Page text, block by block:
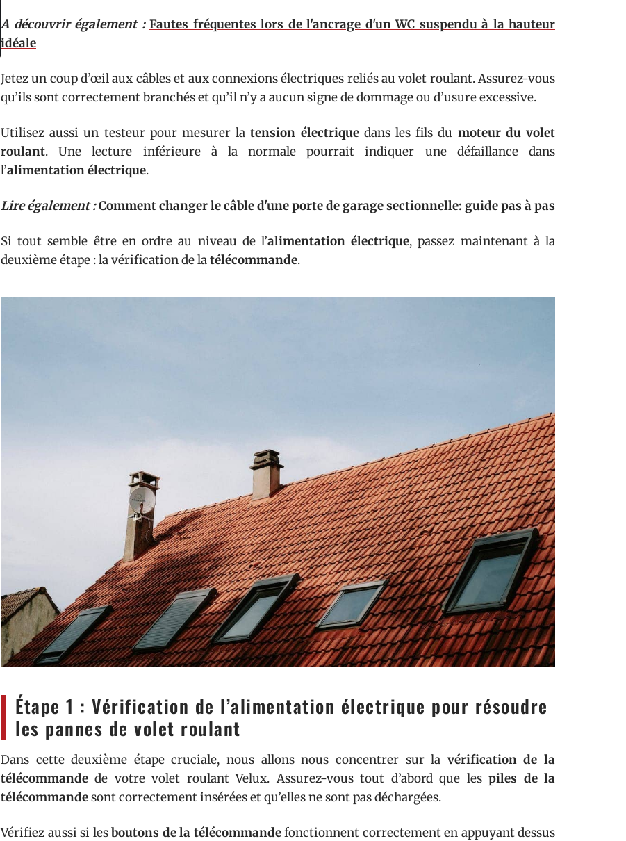
A découvrir également : Fautes fréquentes lors de l'ancrage d'un WC suspendu à la hauteur
idéale
Jetez un coup d’œil aux câbles et aux connexions électriques reliés au volet roulant. Assurez-vous
qu’ils sont correctement branchés et qu’il n’y a aucun signe de dommage ou d’usure excessive.
Utilisez aussi un testeur pour mesurer latension électriquedans les fils du moteur du volet
roulant. Une lecture inférieure à la normale pourrait indiquer une défaillance dans
l’alimentation électrique.
Lire également :Comment changer le câble d'une porte de garage sectionnelle: guide pas à pas
Si tout semble être en ordre au niveau de l’alimentation électrique, passez maintenant à la
deuxième étape : la vérification de latélécommande.
Étape 1 : Vérification de l’alimentation électrique pour résoudre
les pannes de volet roulant
Dans cette deuxième étape cruciale, nous allons nous concentrer sur la vérification de la
télécommande de votre volet roulant Velux. Assurez-vous tout d’abord que lespiles de la
télécommandesont correctement insérées et qu’elles ne sont pas déchargées.
Vérifiez aussi si lesboutons de la télécommandefonctionnent correctement en appuyant dessus